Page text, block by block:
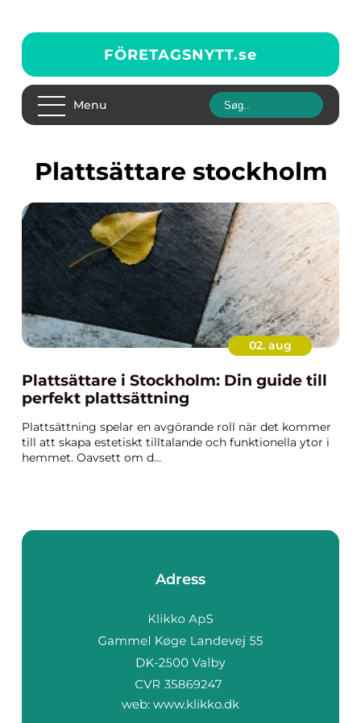
FÖRETAGSNYTT.se
Menu
Plattsättare stockholm
02. aug
Plattsättare i Stockholm: Din guide till
perfekt plattsättning
Plattsättning spelar en avgörande roll när det kommer
till att skapa estetiskt tilltalande och funktionella ytor i
hemmet. Oavsett om d...
Adress
web: www.klikko.dk